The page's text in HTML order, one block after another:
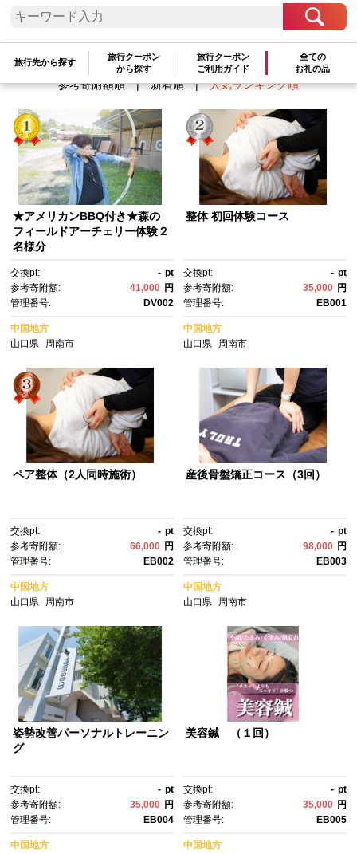
旅行先から探す
旅行クーポン
から探す
旅行クーポン
ご利用ガイド
全ての
お礼の品
検索結果一覧 1～8件 / 全8件
参考寄附額順|新着順|人気ランキング順
★アメリカンBBQ付き★森の
フィールドアーチェリー体験２
名様分
交換pt: - pt
参考寄附額:
41,000 円
管理番号:
DV002
中国地方
山口県
周南市
整体 初回体験コース
交換pt: - pt
参考寄附額:
35,000 円
管理番号:
EB001
中国地方
山口県
周南市
ペア整体（2人同時施術）
交換pt: - pt
参考寄附額:
66,000 円
管理番号:
EB002
中国地方
山口県
周南市
産後骨盤矯正コース（3回）
交換pt: - pt
参考寄附額:
98,000 円
管理番号:
EB003
中国地方
山口県
周南市
姿勢改善パーソナルトレーニン
グ
交換pt: - pt
参考寄附額:
35,000 円
管理番号:
EB004
中国地方
美容鍼 （１回）
交換pt: - pt
参考寄附額:
35,000 円
管理番号:
EB005
中国地方